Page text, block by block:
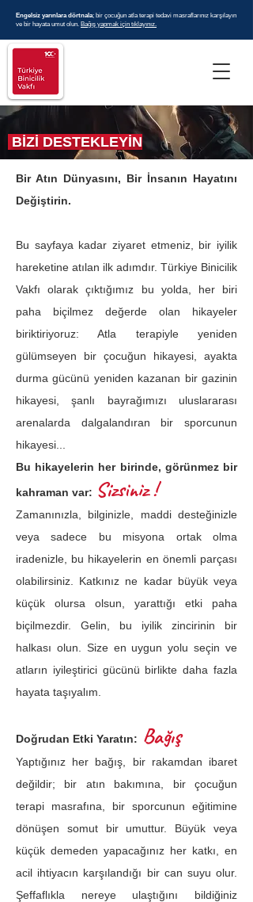
Engelsiz yarınlara dörtnala; bir çocuğun atla terapi tedavi masraflarınız karşılayın
ve bir hayata umut olun. Bağış yapmak için tıklayınız.
BİZİ DESTEKLEYİN
Bir Atın Dünyasını, Bir İnsanın Hayatını
Değiştirin.
Bu sayfaya kadar ziyaret etmeniz, bir iyilik
hareketine atılan ilk adımdır. Türkiye Binicilik
Vakfı olarak çıktığımız bu yolda, her biri
paha biçilmez değerde olan hikayeler
biriktiriyoruz: Atla terapiyle yeniden
gülümseyen bir çocuğun hikayesi, ayakta
durma gücünü yeniden kazanan bir gazinin
hikayesi, şanlı bayrağımızı uluslararası
arenalarda dalgalandıran bir sporcunun
hikayesi...
Bu hikayelerin her birinde, görünmez bir
kahraman var: Sizsiniz !
Zamanınızla, bilginizle, maddi desteğinizle
veya sadece bu misyona ortak olma
iradenizle, bu hikayelerin en önemli parçası
olabilirsiniz. Katkınız ne kadar büyük veya
küçük olursa olsun, yarattığı etki paha
biçilmezdir. Gelin, bu iyilik zincirinin bir
halkası olun. Size en uygun yolu seçin ve
atların iyileştirici gücünü birlikte daha fazla
hayata taşıyalım.
Doğrudan Etki Yaratın: Bağış
Yaptığınız her bağış, bir rakamdan ibaret
değildir; bir atın bakımına, bir çocuğun
terapi masrafına, bir sporcunun eğitimine
dönüşen somut bir umuttur. Büyük veya
küçük demeden yapacağınız her katkı, en
acil ihtiyacın karşılandığı bir can suyu olur.
Şeffaflıkla nereye ulaştığını bildiğiniz